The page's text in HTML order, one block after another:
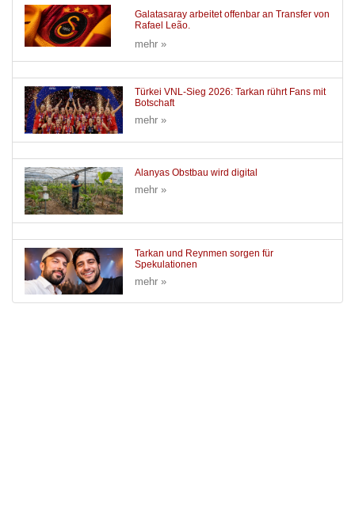
Galatasaray arbeitet offenbar an Transfer von
Rafael Leão.
mehr »
Türkei VNL-Sieg 2026: Tarkan rührt Fans mit
Botschaft
mehr »
Alanyas Obstbau wird digital
mehr »
Tarkan und Reynmen sorgen für
Spekulationen
mehr »